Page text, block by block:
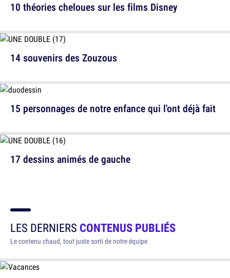
14 souvenirs des Zouzous
17 dessins animés de gauche
10 théories cheloues sur les films Disney
15 personnages de notre enfance qui l'ont déjà fait
LES DERNIERS CONTENUS PUBLIÉS
Le contenu chaud, tout juste sorti de notre équipe